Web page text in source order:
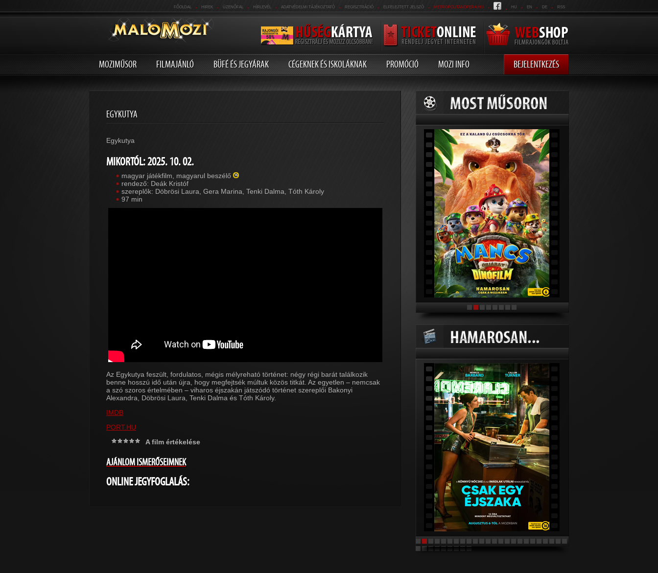
FŐOLDAL . HIREK . ÜZENŐFAL . HÍRLEVÉL . ADATVÉDELMI TÁJÉKOZTATÓ . REGISZTRÁCIÓ . ELFELEJTETT JELSZÓ . METROPOLITANOPERA.HU . . HU . EN . DE . RSS
MOZIMŰSOR FILMAJÁNLÓ BÜFÉ ÉS JEGYÁRAK CÉGEKNEK ÉS ISKOLÁKNAK PROMÓCIÓ MOZI INFO BEJELENTKEZÉS
EGYKUTYA
Egykutya
MIKORTÓL: 2025. 10. 02.
magyar játékfilm, magyarul beszélő
rendező: Deák Kristóf
szereplők: Döbrösi Laura, Gera Marina, Tenki Dalma, Tóth Károly
97 min
Az Egykutya feszült, fordulatos, mégis mélyreható történet: négy régi barát találkozik
benne hosszú idő után újra, hogy megfejtsék múltuk közös titkát. Az egyetlen – nemcsak
a szó szoros értelmében – viharos éjszakán játszódó történet szereplői Bakonyi
Alexandra, Döbrösi Laura, Tenki Dalma és Tóth Károly.
IMDB
PORT.HU
A film értékelése
AJÁNLOM ISMERŐSEIMNEK
ONLINE JEGYFOGLALÁS: